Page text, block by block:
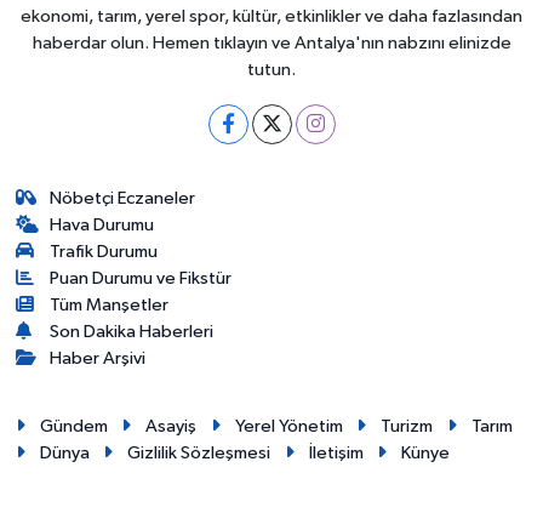
ekonomi, tarım, yerel spor, kültür, etkinlikler ve daha fazlasından
haberdar olun. Hemen tıklayın ve Antalya'nın nabzını elinizde
tutun.
Nöbetçi Eczaneler
Hava Durumu
Trafik Durumu
Puan Durumu ve Fikstür
Tüm Manşetler
Son Dakika Haberleri
Haber Arşivi
Gündem Asayiş Yerel Yönetim Turizm
Tarım
Dünya
Gizlilik Sözleşmesi İletişim Künye